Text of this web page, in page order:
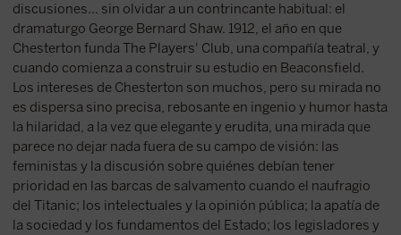
discusiones... sin olvidar a un contrincante habitual: el
dramaturgo George Bernard Shaw. 1912, el año en que
Chesterton funda The Players' Club, una compañía teatral, y
cuando comienza a construir su estudio en Beaconsfield.
Los intereses de Chesterton son muchos, pero su mirada no
es dispersa sino precisa, rebosante en ingenio y humor hasta
la hilaridad, a la vez que elegante y erudita, una mirada que
parece no dejar nada fuera de su campo de visión: las
feministas y la discusión sobre quiénes debían tener
prioridad en las barcas de salvamento cuando el naufragio
del Titanic; los intelectuales y la opinión pública; la apatía de
la sociedad y los fundamentos del Estado; los legisladores y